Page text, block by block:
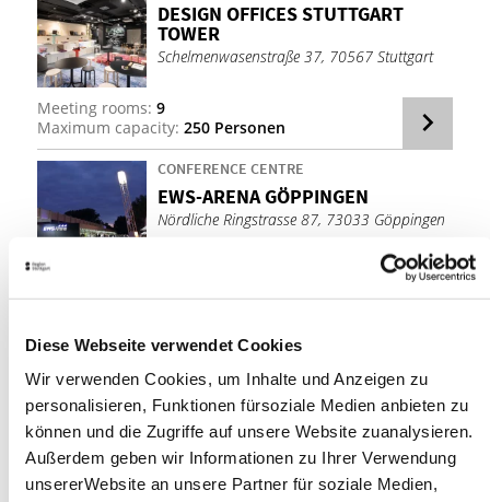
Diese Webseite verwendet Cookies
Wir verwenden Cookies, um Inhalte und Anzeigen zu
personalisieren, Funktionen fürsoziale Medien anbieten zu
können und die Zugriffe auf unsere Website zuanalysieren.
Außerdem geben wir Informationen zu Ihrer Verwendung
unsererWebsite an unsere Partner für soziale Medien,
DESIGN OF­FICES STUT­TGART
TOWER
Schelmenwasenstraße 37, 70567 Stuttgart
Meeting rooms: 9
Maximum capacity: 250 Personen
CONFERENCE CENTRE
EWS-ARENA GÖP­PIN­GEN
Nördliche Ringstrasse 87, 73033 Göppingen
CONFERENCE HOTEL
MÖVEN­PICK HOTEL STUT­TGART
AIR­PORT
Flughafenstraße 50, 70629 Stuttgart
Meeting rooms:
Maximum capacity:550 Personen